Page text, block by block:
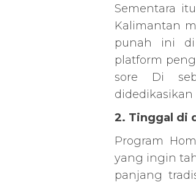
Sementara
Kalimantan
punah ini di
platform
sore Di
2. Tinggal di
Program
yang ingin
panjang